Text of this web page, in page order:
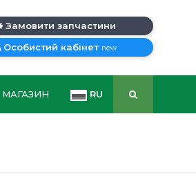
Замовити запчастини
Особистий кабінет new
МАГАЗИН RU